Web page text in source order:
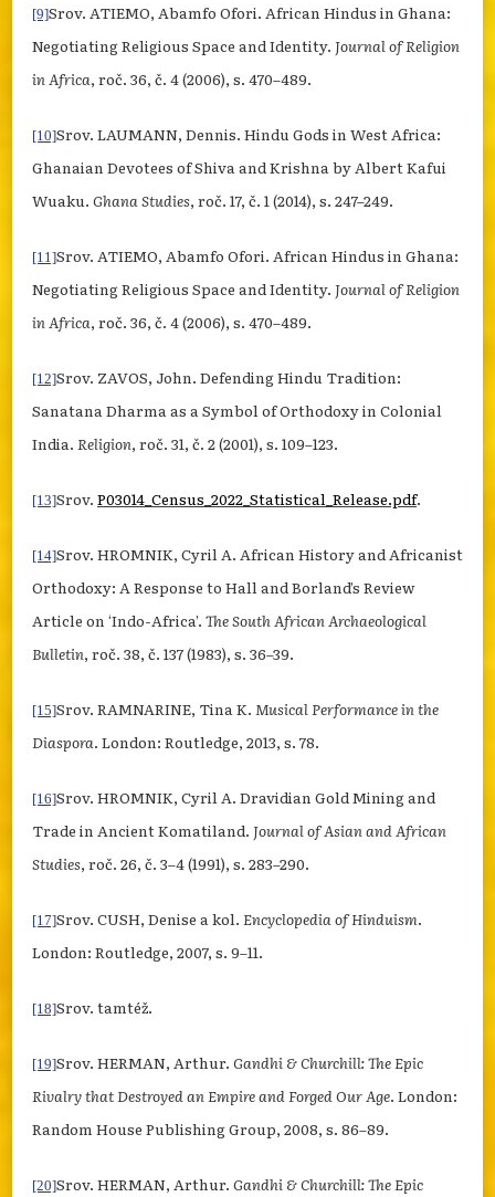
[9]Srov. ATIEMO, Abamfo Ofori. African Hindus in Ghana:
Negotiating Religious Space and Identity. Journal of Religion
in Africa, roč. 36, č. 4 (2006), s. 470–489.
[10]Srov. LAUMANN, Dennis. Hindu Gods in West Africa:
Ghanaian Devotees of Shiva and Krishna by Albert Kafui
Wuaku. Ghana Studies, roč. 17, č. 1 (2014), s. 247–249.
[11]Srov. ATIEMO, Abamfo Ofori. African Hindus in Ghana:
Negotiating Religious Space and Identity. Journal of Religion
in Africa, roč. 36, č. 4 (2006), s. 470–489.
[12]Srov. ZAVOS, John. Defending Hindu Tradition:
Sanatana Dharma as a Symbol of Orthodoxy in Colonial
India. Religion, roč. 31, č. 2 (2001), s. 109–123.
[13]Srov. P03014_Census_2022_Statistical_Release.pdf.
[14]Srov. HROMNIK, Cyril A. African History and Africanist
Orthodoxy: A Response to Hall and Borland’s Review
Article on ‘Indo-Africa’. The South African Archaeological
Bulletin, roč. 38, č. 137 (1983), s. 36–39.
[15]Srov. RAMNARINE, Tina K. Musical Performance in the
Diaspora. London: Routledge, 2013, s. 78.
[16]Srov. HROMNIK, Cyril A. Dravidian Gold Mining and
Trade in Ancient Komatiland. Journal of Asian and African
Studies, roč. 26, č. 3–4 (1991), s. 283–290.
[17]Srov. CUSH, Denise a kol. Encyclopedia of Hinduism.
London: Routledge, 2007, s. 9–11.
[18]Srov. tamtéž.
[19]Srov. HERMAN, Arthur. Gandhi & Churchill: The Epic
Rivalry that Destroyed an Empire and Forged Our Age. London:
Random House Publishing Group, 2008, s. 86–89.
[20]Srov. HERMAN, Arthur. Gandhi & Churchill: The Epic